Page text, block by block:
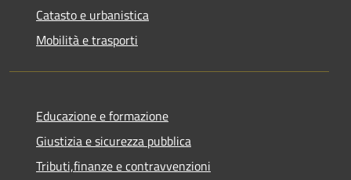
Catasto e urbanistica
Mobilità e trasporti
Educazione e formazione
Giustizia e sicurezza pubblica
Tributi,finanze e contravvenzioni